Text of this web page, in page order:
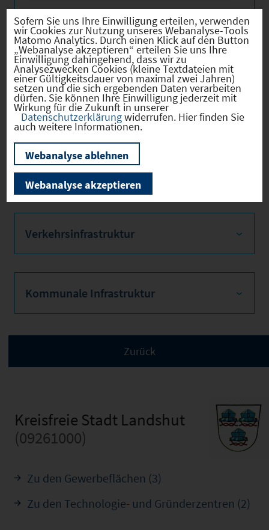
Firmenstandorte
Bevölkerung
Sozialvers. Beschäftigte
Verkehrsinfrastruktur
Kommunale Infrastruktur
Kreisfreie Stadt Landshut
(09261000)
Zu den Gewerbeflächen (3)
Zu den Technologie- und Gründerzentren (2)
Sofern Sie uns Ihre Einwilligung erteilen, verwenden
wir Cookies zur Nutzung unseres Webanalyse-Tools
Matomo Analytics. Durch einen Klick auf den Button
„Webanalyse akzeptieren“ erteilen Sie uns Ihre
Einwilligung dahingehend, dass wir zu
Analysezwecken Cookies (kleine Textdateien mit
einer Gültigkeitsdauer von maximal zwei Jahren)
setzen und die sich ergebenden Daten verarbeiten
dürfen. Sie können Ihre Einwilligung jederzeit mit
Wirkung für die Zukunft in unserer
Datenschutzerklärungwiderrufen. Hier finden Sie
auch weitere Informationen.
Webanalyse ablehnen
Webanalyse akzeptieren